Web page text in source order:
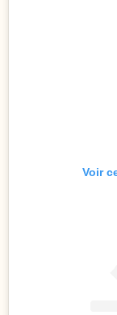
Voir